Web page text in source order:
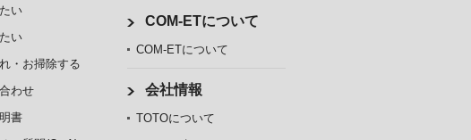
い
い
・お掃除する
わせ
書
COM-ETについて
COM-ETについて
会社情報
TOTOについて